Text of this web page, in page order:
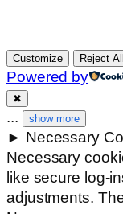
Customize Reject All
Powered by
✖
... show more
► Necessary
Necessary
like secure log-
adjustments.